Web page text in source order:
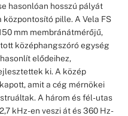
hasonlóan hosszú pályát
pille. A Vela FS
mm membránátmérőjű,
középhangszóró egység
elődeihez,
ki. A közép
amit a cég mérnökei
A három és fél-utas
kHz-en veszi át és 360 Hz-